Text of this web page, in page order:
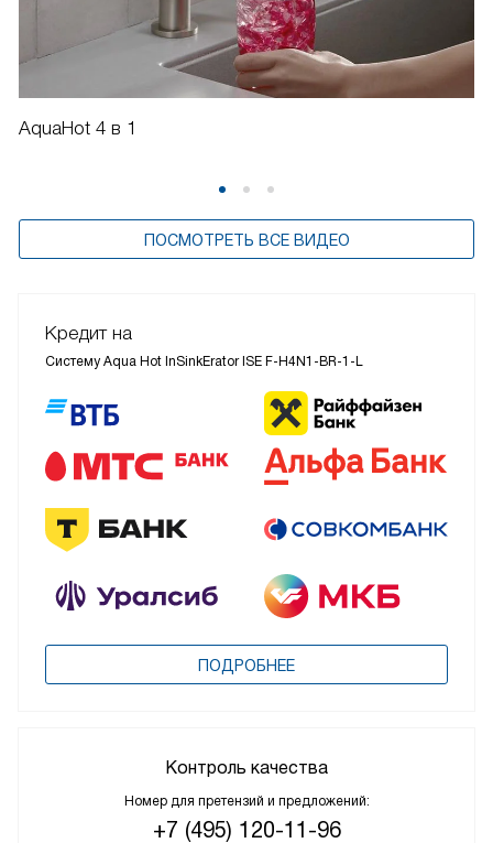
AquaHot 4 в 1
ПОСМОТРЕТЬ ВСЕ ВИДЕО
Кредит на
Систему Aqua Hot InSinkErator ISE F-H4N1-BR-1-L
ПОДРОБНЕЕ
Контроль качества
Номер для претензий и предложений:
+7 (495) 120-11-96